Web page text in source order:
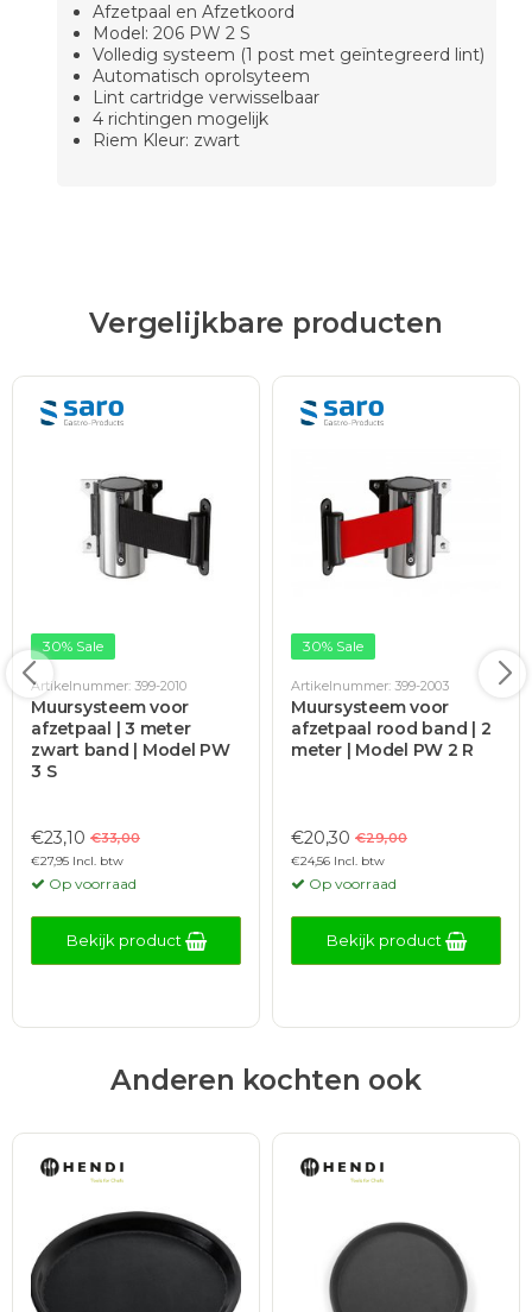
Afzetpaal en Afzetkoord
Model: 206 PW 2 S
Volledig systeem (1 post met geïntegreerd lint)
Automatisch oprolsyteem
Lint cartridge verwisselbaar
4 richtingen mogelijk
Riem Kleur: zwart
Vergelijkbare producten
30% Sale
Artikelnummer: 399-2010
Muursysteem voor
afzetpaal | 3 meter
zwart band | Model PW
3 S
€23,10 €33,00
€27,95 Incl. btw
Op voorraad
Bekijk product
30% Sale
Artikelnummer: 399-2003
Muursysteem voor
afzetpaal rood band | 2
meter | Model PW 2 R
€20,30 €29,00
€24,56 Incl. btw
Op voorraad
Bekijk product
Anderen kochten ook